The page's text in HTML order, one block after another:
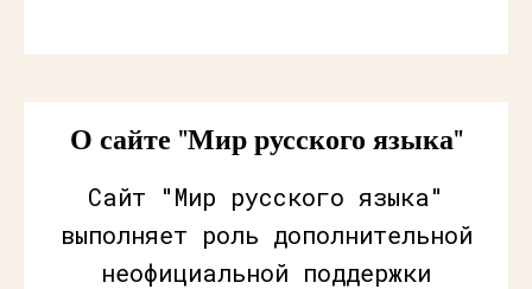
О сайте "Мир русского языка"
Сайт "Мир русского языка"
выполняет роль дополнительной
неофициальной поддержки